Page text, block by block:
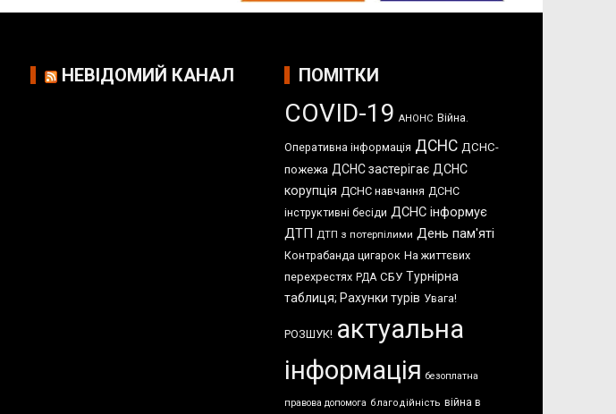
НЕВІДОМИЙ КАНАЛ ПОМІТКИ
COVID-19 АНОНС Війна.
Оперативна інформація ДСНС ДСНС-
пожежа ДСНС застерігає ДСНС
корупція ДСНС навчання ДСНС
інструктивні бесіди ДСНС інформує
ДТП ДТП з потерпілими День пам'яті
Контрабанда цигарок На життєвих
перехрестях РДА СБУ Турнірна
таблиця; Рахунки турів Увага!
РОЗШУК! актуальна
інформація безоплатна
правова допомога благодійність війна в